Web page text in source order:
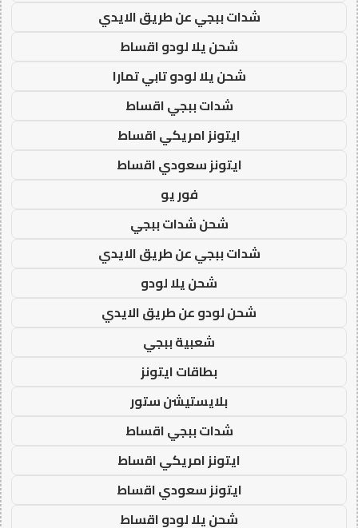
شدات ببجي عن طريق الايدي
شحن يلا لودو اقساط
شحن يلا لودو تابي تمارا
شدات ببجي اقساط
ايتونز امريكي اقساط
ايتونز سعودي اقساط
فور يو
شحن شدات ببجي
شدات ببجي عن طريق الايدي
شحن يلا لودو
شحن لودو عن طريق الايدي
شعبية ببجي
بطاقات ايتونز
بلايستيشن ستور
شدات ببجي اقساط
ايتونز امريكي اقساط
ايتونز سعودي اقساط
شحن يلا لودو اقساط